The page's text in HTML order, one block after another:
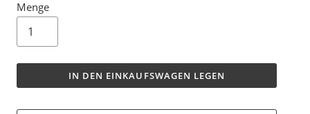
Menge
IN DEN EINKAUFSWAGEN LEGEN